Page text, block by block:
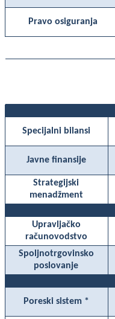
Pravo osiguranja
Specijalni bilansi
Javne finansije
Strategijski
menadžment
Upravljačko
računovodstvo
Spoljnotrgovinsko
poslovanje
Poreski sistem *